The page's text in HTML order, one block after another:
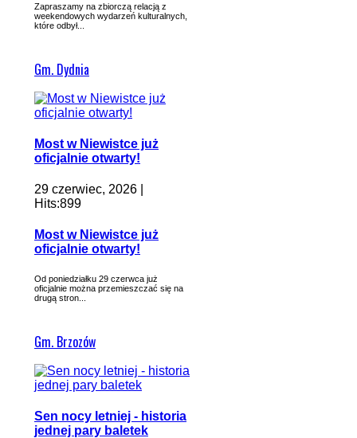
Zapraszamy na zbiorczą relacją z
weekendowych wydarzeń kulturalnych,
które odbył...
Gm. Dydnia
Most w Niewistce już
oficjalnie otwarty!
29 czerwiec, 2026 |
Hits:899
Most w Niewistce już
oficjalnie otwarty!
Od poniedziałku 29 czerwca już
oficjalnie można przemieszczać się na
drugą stron...
Gm. Brzozów
Sen nocy letniej - historia
jednej pary baletek